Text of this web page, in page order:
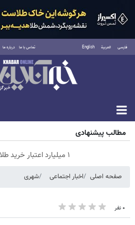
فارسی العربية English تماس با ما درباره ما
شنبه ۱۷ مرداد ۱۴۰۵
مطالب پیشنهادی
۱ میلیارد اعتبار خرید طلا | بدون ضامن و چک
صفحه اصلی اخبار اجتماعی شهری
۰ نفر